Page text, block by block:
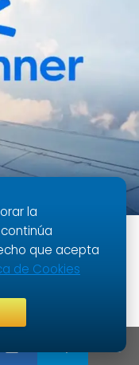
vuelos,
una amplia
competitivos,
personal
plataforma,
la
que acepta
de Cookies